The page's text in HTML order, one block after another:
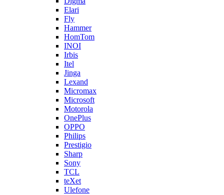
Elari
Fly
Hammer
HomTom
INOI
Irbis
Itel
Jinga
Lexand
Micromax
Microsoft
Motorola
OnePlus
OPPO
Philips
Prestigio
Sharp
Sony
TCL
teXet
Ulefone